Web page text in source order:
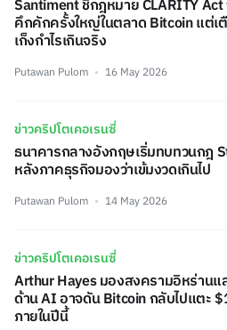
Santiment ชี้กฎหมาย CLARITY
คึกคักครั้งใหญ่ในตลาด Bitcoin แต่เ
เก็งกำไรเกินจริง
Putawan Pulom 16 May 2026
ข่าวคริปโตเคอเรนซี่
ธนาคารกลางอังกฤษเริ่มทบทวนกฎ
หลังภาคธุรกิจมองว่าเข้มงวดเกินไป
Putawan Pulom 14 May 2026
ข่าวคริปโตเคอเรนซี่
Arthur Hayes มองสงครามอิหร่านแ
ด้าน AI อาจดัน Bitcoin กลับไปแตะ
ภายในปีนี้